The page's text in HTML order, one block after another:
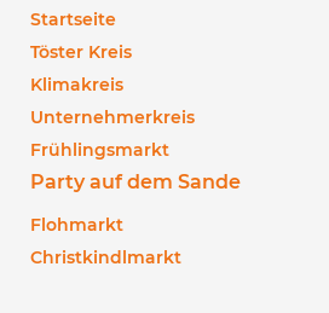
Startseite
Töster Kreis
Klimakreis
Unternehmerkreis
Frühlingsmarkt
Party auf dem Sande
Flohmarkt
Christkindlmarkt